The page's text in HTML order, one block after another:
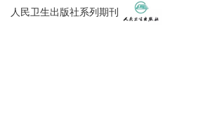
人民卫生出版社系列期刊